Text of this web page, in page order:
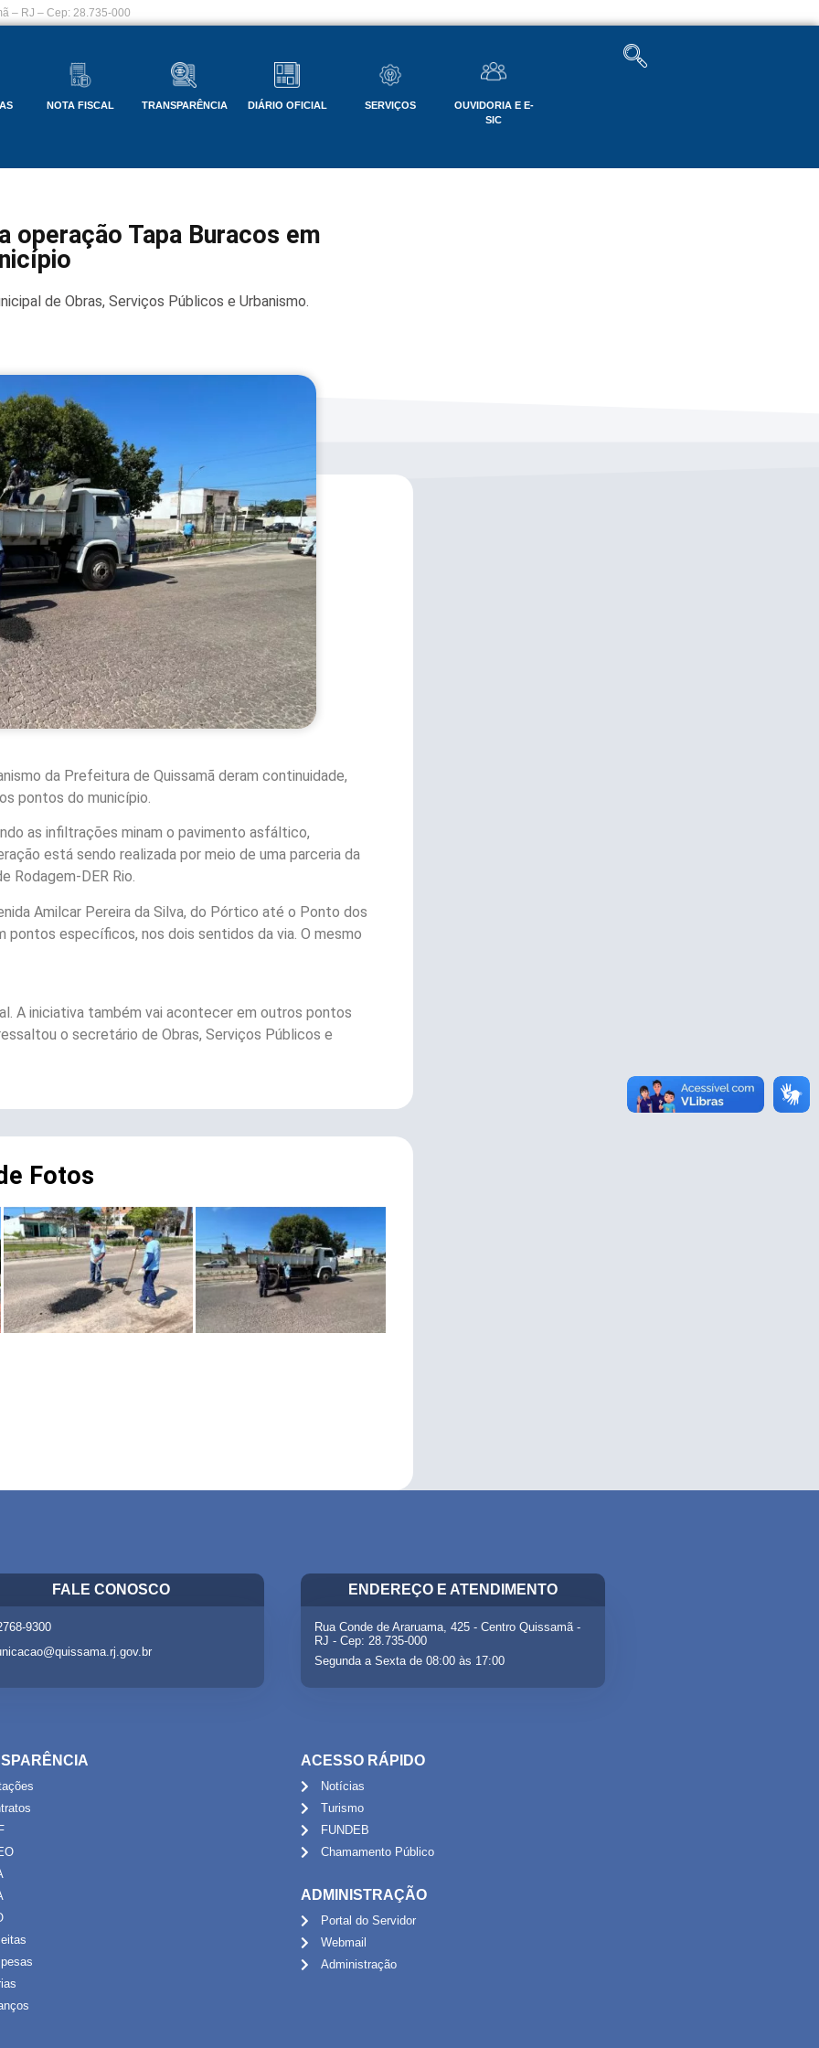
– RJ – Cep: 28.735-000
NOTA FISCAL TRANSPARÊNCIA DIÁRIO OFICIAL SERVIÇOS
OUVIDORIA E E-
SIC
operação Tapa Buracos em
de Obras, Serviços Públicos e Urbanismo.
da Prefeitura de Quissamã deram continuidade,
pontos do município.
as infiltrações minam o pavimento asfáltico,
está sendo realizada por meio de uma parceria da
Rodagem-DER Rio.
Amilcar Pereira da Silva, do Pórtico até o Ponto dos
específicos, nos dois sentidos da via. O mesmo
A iniciativa também vai acontecer em outros pontos
o secretário de Obras, Serviços Públicos e
Fotos
FALE CONOSCO
9300
ENDEREÇO E ATENDIMENTO
Rua Conde de Araruama, 425 - Centro Quissamã -
RJ - Cep: 28.735-000
Segunda a Sexta de 08:00 às 17:00
ACESSO RÁPIDO
Notícias
Turismo
FUNDEB
Chamamento Público
ADMINISTRAÇÃO
Portal do Servidor
Webmail
Administração